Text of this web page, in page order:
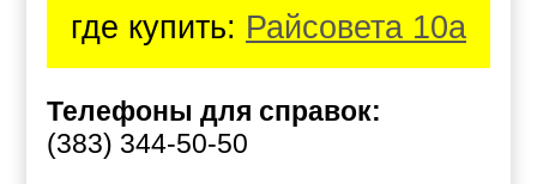
где купить: Райсовета 10а
Телефоны для справок:
(383) 344-50-50